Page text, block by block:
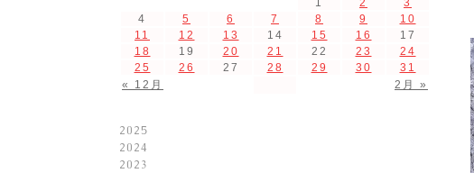
« 12月 2月 »
1 2
3
4
5 6 7 8 9
10
11
12 13 14 15 16
17
18
19 20 21 22 23
24
25
26 27 28 29 30 31
2025
2024
2023